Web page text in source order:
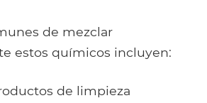
de mezclar
estos químicos incluyen:
de limpieza